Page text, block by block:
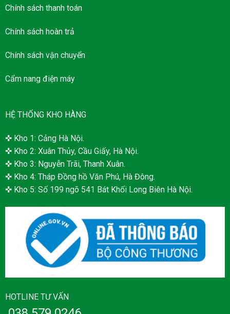
Chính sách thanh toán
Chính sách hoàn trả
Chính sách vận chuyển
Cẩm nang điện máy
HỆ THỐNG KHO HÀNG
✜ Kho 1: Cảng Hà Nội.
✜ Kho 2: Xuân Thủy, Cầu Giấy, Hà Nội.
✜ Kho 3: Nguyễn Trãi, Thanh Xuân.
✜ Kho 4: Tháp Đồng hồ Văn Phú, Hà Đông.
✜ Kho 5: Số 199 ngõ 541 Bát Khối Long Biên Hà Nội.
HOTLINE TƯ VẤN